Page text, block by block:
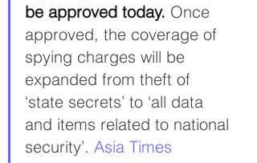
be approved today. Once
approved, the coverage of
spying charges will be
expanded from theft of
‘state secrets’ to ‘all data
and items related to national
security’. Asia Times